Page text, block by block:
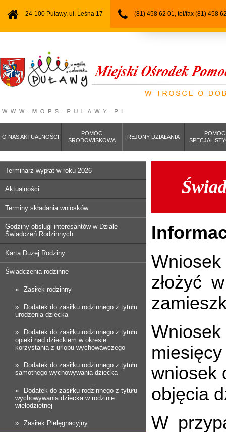
24-100 Puławy, ul. Leśna 17 (81) 458 62 01, tel/fax (81) 458
O NAS AKTUALNOŚCI
POMOC
ŚRODOWISKOWA
REJONY DZIAŁANIA
POMOC
złożyć
Wniosek
wniosek
objęcia
W
Terminarz wypłat w roku 2026
Aktualności
Terminy składania wniosków
Godziny obsługi interesantów w Dziale
Świadczeń Rodzinnych
Karta Dużej Rodziny
Świadczenia rodzinne
Zasiłek rodzinny
Dodatek do zasiłku rodzinnego z tytułu
urodzenia dziecka
Dodatek do zasiłku rodzinnego z tytułu
opieki nad dzieckiem w okresie
korzystania z urlopu wychowawczego
Dodatek do zasiłku rodzinnego z tytułu
samotnego wychowywania dziecka
Dodatek do zasiłku rodzinnego z tytułu
wychowywania dziecka w rodzinie
wielodzietnej
Zasiłek Pielęgnacyjny